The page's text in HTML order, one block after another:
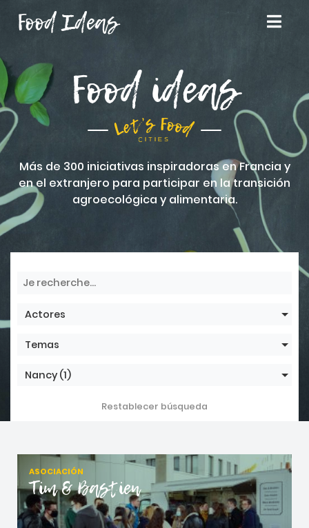
Food Ideas
Food ideas
Más de 300 iniciativas inspiradoras en Francia y
en el extranjero para participar en la transición
agroecológica y alimentaria.
Actores
Temas
Nancy(1)
Restablecer búsqueda
ASOCIACIÓN
Tim & Bastien